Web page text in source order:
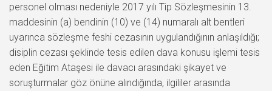
personel olması nedeniyle 2017 yılı Tip Sözleşmesinin 13.
maddesinin (a) bendinin (10) ve (14) numaralı alt bentleri
uyarınca sözleşme feshi cezasının uygulandığının anlaşıldığı;
disiplin cezası şeklinde tesis edilen dava konusu işlemi tesis
eden Eğitim Ataşesi ile davacı arasındaki şikayet ve
soruşturmalar göz önüne alındığında, ilgililer arasında